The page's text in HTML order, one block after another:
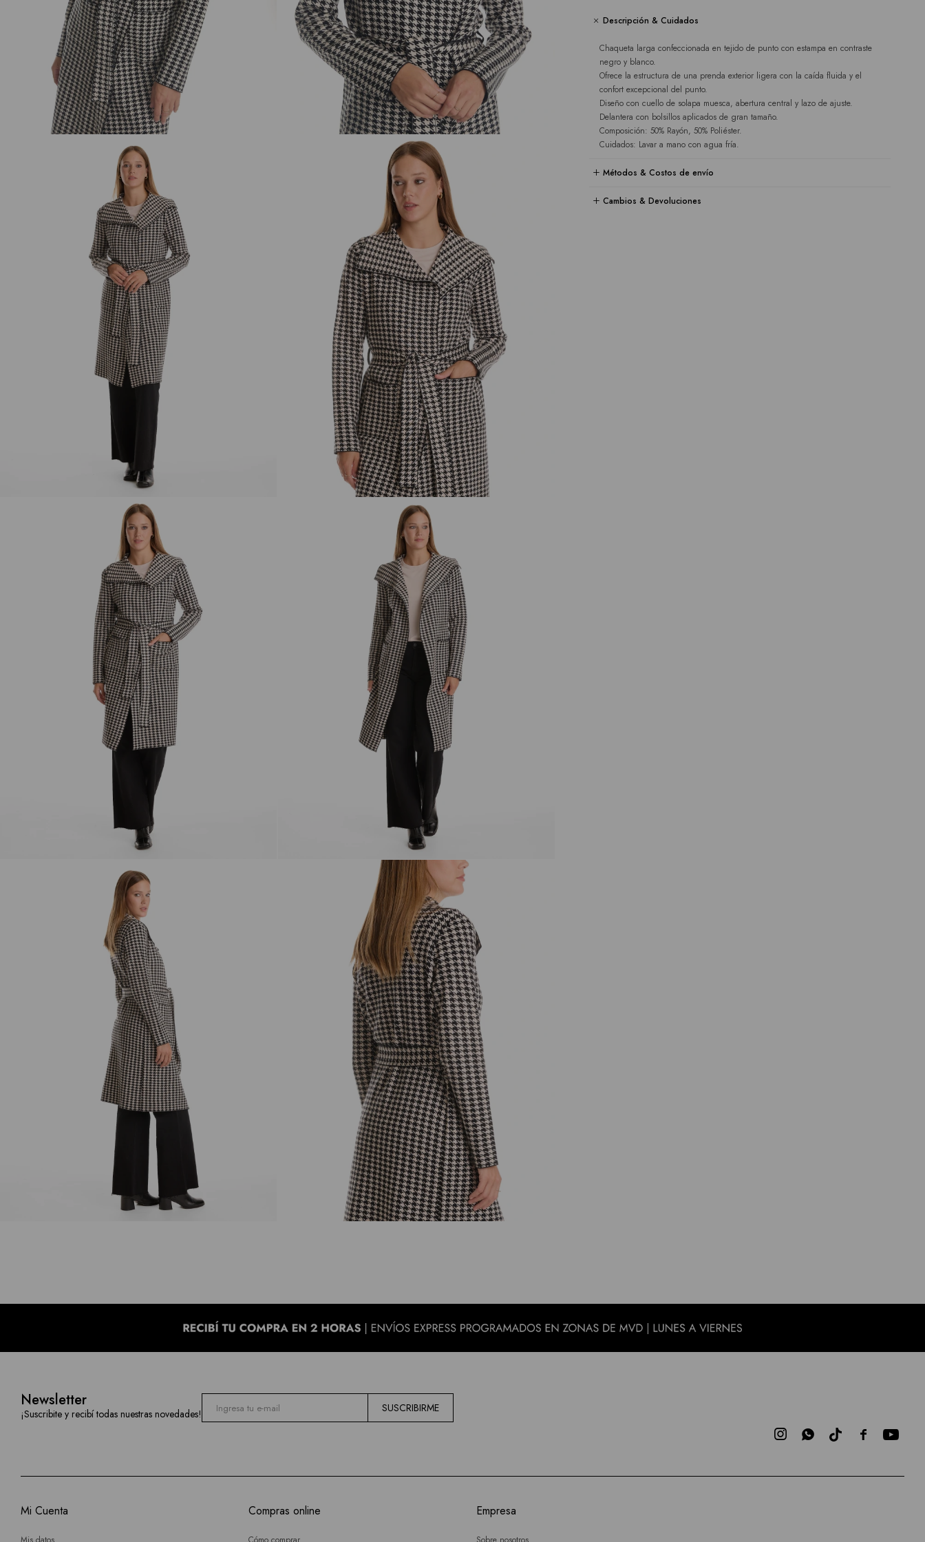
Descripción & Cuidados
Chaqueta larga confeccionada en tejido de punto con estampa en contraste
negro y blanco.
Ofrece la estructura de una prenda exterior ligera con la caída fluida y el
confort excepcional del punto.
Diseño con cuello de solapa muesca, abertura central y lazo de ajuste.
Delantera con bolsillos aplicados de gran tamaño.
Composición: 50% Rayón, 50% Poliéster.
Cuidados: Lavar a mano con agua fría.
Métodos & Costos de envío
Cambios & Devoluciones
Newsletter
¡Suscribite y recibí todas nuestras novedades! SUSCRIBIRME

 
Mi Cuenta Compras online Empresa